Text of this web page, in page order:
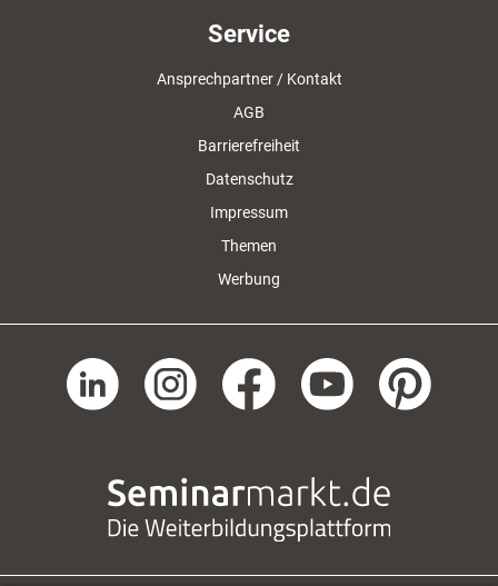
Service
Ansprechpartner / Kontakt
AGB
Barrierefreiheit
Datenschutz
Impressum
Themen
Werbung